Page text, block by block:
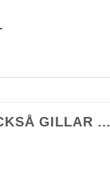
GILLAR …